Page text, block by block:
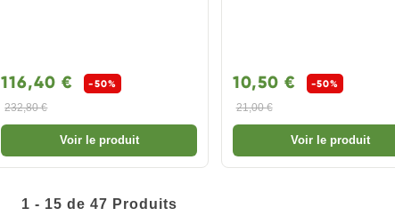
116,40 €
-50%
232,80 €
Voir le produit
10,50 €
-50%
21,00 €
Voir le produit
1 - 15 de 47 Produits